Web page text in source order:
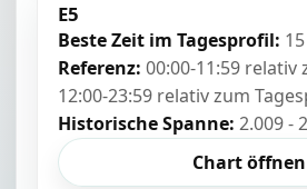
E5
Beste Zeit im Tagesprofil:
Referenz: 00:00-11:59 relativ
12:00-23:59 relativ zum
Historische Spanne: 2.009 -
Chart öffnen